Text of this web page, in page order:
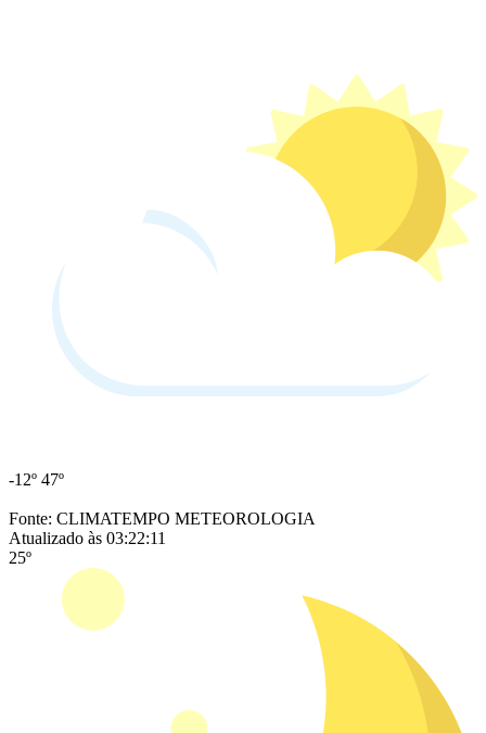
-12º 47º
Fonte: CLIMATEMPO METEOROLOGIA
Atualizado às 03:22:11
25º